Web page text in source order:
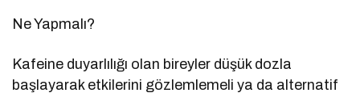
Ne Yapmalı?
Kafeine duyarlılığı olan bireyler düşük dozla
başlayarak etkilerini gözlemlemeli ya da alternatif